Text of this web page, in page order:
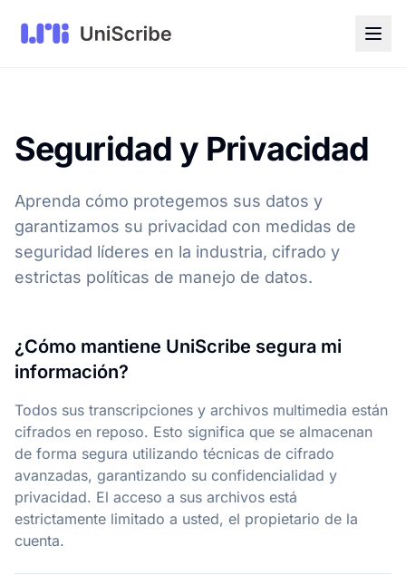
Seguridad y Privacidad
Aprenda cómo protegemos sus datos y
garantizamos su privacidad con medidas de
seguridad líderes en la industria, cifrado y
estrictas políticas de manejo de datos.
¿Cómo mantiene UniScribe segura mi
información?
Todos sus transcripciones y archivos multimedia están
cifrados en reposo. Esto significa que se almacenan
de forma segura utilizando técnicas de cifrado
avanzadas, garantizando su confidencialidad y
privacidad. El acceso a sus archivos está
estrictamente limitado a usted, el propietario de la
cuenta.